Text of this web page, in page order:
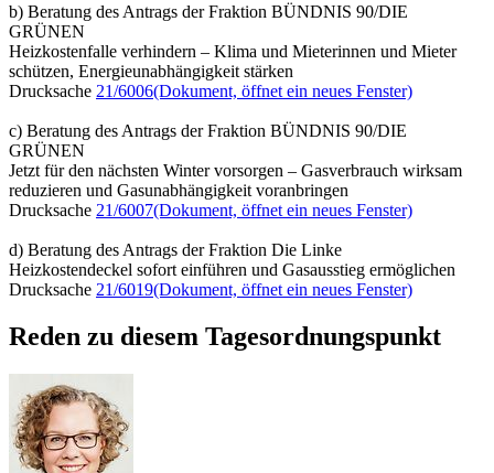
b) Beratung des Antrags der Fraktion BÜNDNIS 90/DIE
GRÜNEN
Heizkostenfalle verhindern – Klima und Mieterinnen und Mieter
schützen, Energieunabhängigkeit stärken
Drucksache 21/6006(Dokument, öffnet ein neues Fenster)
c) Beratung des Antrags der Fraktion BÜNDNIS 90/DIE
GRÜNEN
Jetzt für den nächsten Winter vorsorgen – Gasverbrauch wirksam
reduzieren und Gasunabhängigkeit voranbringen
Drucksache 21/6007(Dokument, öffnet ein neues Fenster)
d) Beratung des Antrags der Fraktion Die Linke
Heizkostendeckel sofort einführen und Gasausstieg ermöglichen
Drucksache 21/6019(Dokument, öffnet ein neues Fenster)
Reden zu diesem Tagesordnungspunkt